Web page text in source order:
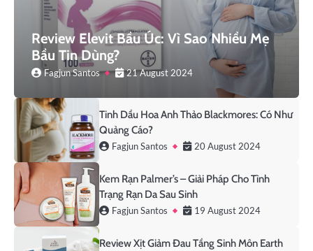
Review Elevit Bầu Úc: Vì Sao Nhiều Mẹ
Bầu Tin Dùng?
Fagjun Santos 21 August 2024
Tinh Dầu Hoa Anh Thảo Blackmores: Có Như
Quảng Cáo?
Fagjun Santos 20 August 2024
Kem Rạn Palmer’s – Giải Pháp Cho Tình
Trạng Rạn Da Sau Sinh
Fagjun Santos 19 August 2024
Review Xịt Giảm Đau Tầng Sinh Môn Earth